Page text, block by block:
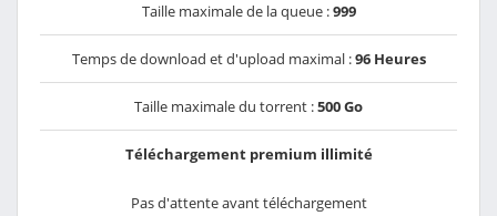
Taille maximale de la queue :999
Temps de download et d'upload maximal :96 Heures
Taille maximale du torrent :500 Go
Téléchargement premium illimité
Pas d'attente avant téléchargement